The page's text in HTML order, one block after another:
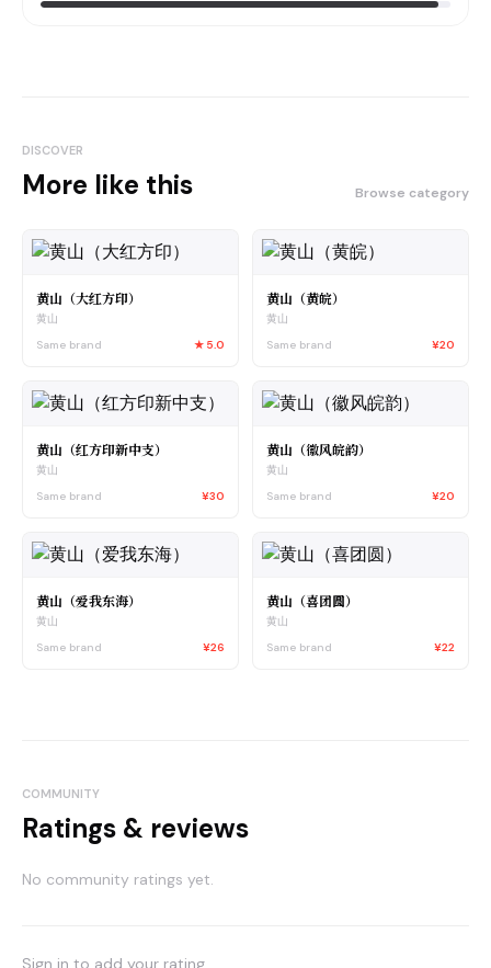
DISCOVER
More like this Browse category
黄山（大红方印）
黄山
Same brand
★ 5.0
黄山（黄皖）
黄山
Same brand
¥20
黄山（红方印新中支）
黄山
Same brand
¥30
黄山（徽风皖韵）
黄山
Same brand
¥20
黄山（爱我东海）
黄山
Same brand
¥26
黄山（喜团圆）
黄山
Same brand
¥22
COMMUNITY
Ratings & reviews
No community ratings yet.
Sign in to add your rating.